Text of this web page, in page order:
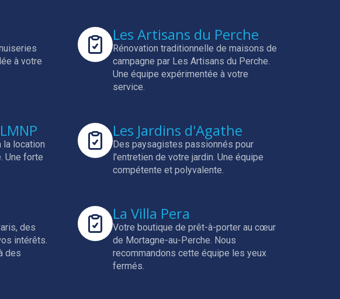
à votre
Les Artisans du Perche
Rénovation traditionnelle de maisons de
campagne par Les Artisans du Perche.
Une équipe expérimentée à votre
service.
la location
Une forte
Les Jardins d'Agathe
Des paysagistes passionnés pour
l'entretien de votre jardin.Une équipe
compétente et polyvalente.
des
intérêts.
des
La Villa Pera
Votre boutique de prêt-à-porter au cœur
de Mortagne-au-Perche. Nous
recommandons cette équipe les yeux
fermés.